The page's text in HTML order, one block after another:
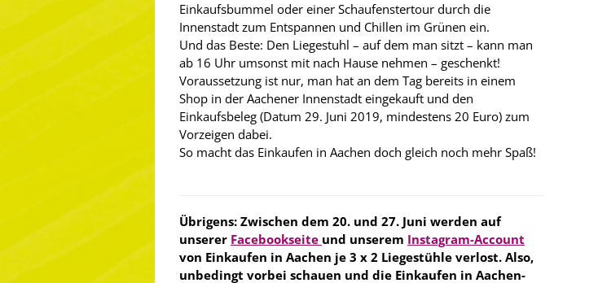
Einkaufsbummel oder einer Schaufenstertour durch die
Innenstadt zum Entspannen und Chillen im Grünen ein.
Und das Beste: Den Liegestuhl – auf dem man sitzt – kann man
ab 16 Uhr umsonst mit nach Hause nehmen – geschenkt!
Voraussetzung ist nur, man hat an dem Tag bereits in einem
Shop in der Aachener Innenstadt eingekauft und den
Einkaufsbeleg (Datum 29. Juni 2019, mindestens 20 Euro) zum
Vorzeigen dabei.
So macht das Einkaufen in Aachen doch gleich noch mehr Spaß!
Übrigens: Zwischen dem 20. und 27. Juni werden auf
unserer Facebookseite und unserem Instagram-Account
von Einkaufen in Aachen je 3 x 2 Liegestühle verlost. Also,
unbedingt vorbei schauen und die Einkaufen in Aachen-